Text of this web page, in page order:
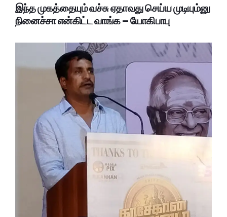
இந்த முகத்தையும் வச்சு ஏதாவது செய்ய முடியும்னு
நினைச்சா என்கிட்ட வாங்க – யோகிபாபு